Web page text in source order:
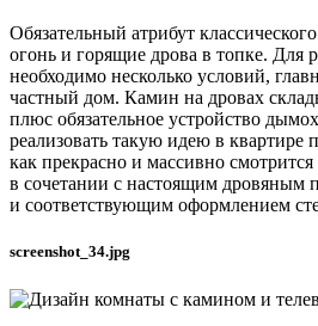
Обязательный атрибут
огонь и горящие дрова в топке. Для
необходимо несколько условий,
частный дом. Камин на дровах
плюс обязательное устройство
реализовать такую идею в квартире
как прекрасно и массивно
в сочетании с настоящим дровяным
и соответствующим оформлением
screenshot_34.jpg